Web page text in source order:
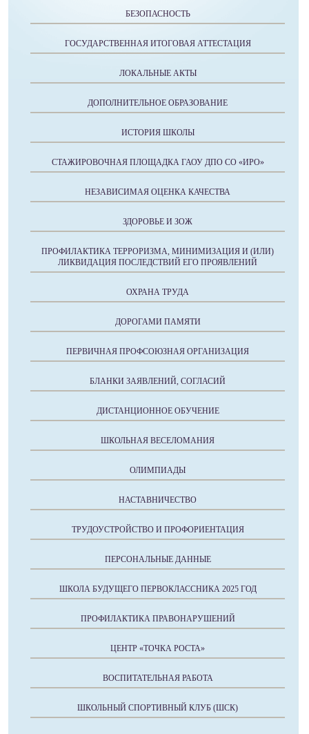
БЕЗОПАСНОСТЬ
ГОСУДАРСТВЕННАЯ ИТОГОВАЯ АТТЕСТАЦИЯ
ЛОКАЛЬНЫЕ АКТЫ
ДОПОЛНИТЕЛЬНОЕ ОБРАЗОВАНИЕ
ИСТОРИЯ ШКОЛЫ
СТАЖИРОВОЧНАЯ ПЛОЩАДКА ГАОУ ДПО СО «ИРО»
НЕЗАВИСИМАЯ ОЦЕНКА КАЧЕСТВА
ЗДОРОВЬЕ И ЗОЖ
ПРОФИЛАКТИКА ТЕРРОРИЗМА, МИНИМИЗАЦИЯ И (ИЛИ)
ЛИКВИДАЦИЯ ПОСЛЕДСТВИЙ ЕГО ПРОЯВЛЕНИЙ
ОХРАНА ТРУДА
ДОРОГАМИ ПАМЯТИ
ПЕРВИЧНАЯ ПРОФСОЮЗНАЯ ОРГАНИЗАЦИЯ
БЛАНКИ ЗАЯВЛЕНИЙ, СОГЛАСИЙ
ДИСТАНЦИОННОЕ ОБУЧЕНИЕ
ШКОЛЬНАЯ ВЕСЕЛОМАНИЯ
ОЛИМПИАДЫ
НАСТАВНИЧЕСТВО
ТРУДОУСТРОЙСТВО И ПРОФОРИЕНТАЦИЯ
ПЕРСОНАЛЬНЫЕ ДАННЫЕ
ШКОЛА БУДУЩЕГО ПЕРВОКЛАССНИКА 2025 ГОД
ПРОФИЛАКТИКА ПРАВОНАРУШЕНИЙ
ЦЕНТР «ТОЧКА РОСТА»
ВОСПИТАТЕЛЬНАЯ РАБОТА
ШКОЛЬНЫЙ СПОРТИВНЫЙ КЛУБ (ШСК)